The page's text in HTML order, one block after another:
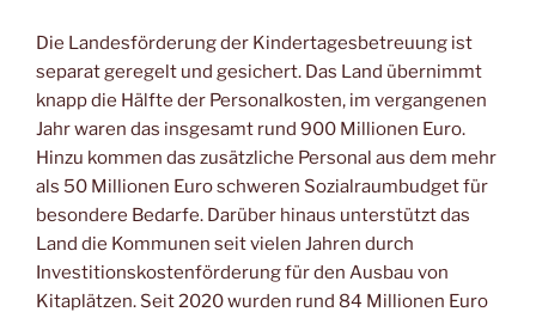
Die Landesförderung der Kindertagesbetreuung ist
separat geregelt und gesichert. Das Land übernimmt
knapp die Hälfte der Personalkosten, im vergangenen
Jahr waren das insgesamt rund 900 Millionen Euro.
Hinzu kommen das zusätzliche Personal aus dem mehr
als 50 Millionen Euro schweren Sozialraumbudget für
besondere Bedarfe. Darüber hinaus unterstützt das
Land die Kommunen seit vielen Jahren durch
Investitionskostenförderung für den Ausbau von
Kitaplätzen. Seit 2020 wurden rund 84 Millionen Euro